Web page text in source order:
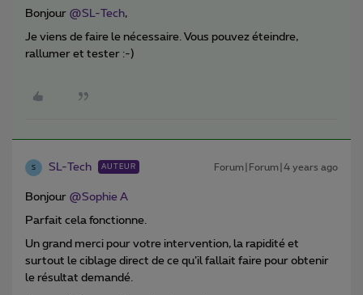
Bonjour @SL-Tech,
Je viens de faire le nécessaire. Vous pouvez éteindre,
rallumer et tester :-)
S SL-Tech AUTEUR Forum|Forum|4 years ago
Bonjour @Sophie A
Parfait cela fonctionne.
Un grand merci pour votre intervention, la rapidité et
surtout le ciblage direct de ce qu’il fallait faire pour obtenir
le résultat demandé.